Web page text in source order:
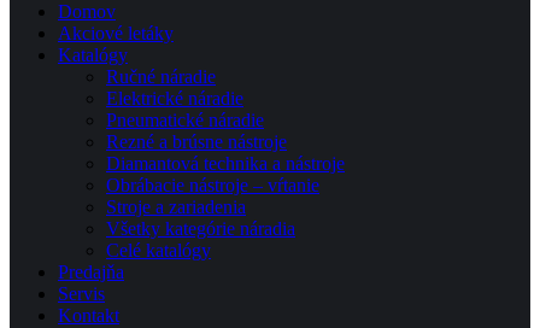
Domov
Akciové letáky
Katalógy
Ručné náradie
Elektrické náradie
Pneumatické náradie
Rezné a brúsne nástroje
Diamantová technika a nástroje
Obrábacie nástroje – vŕtanie
Stroje a zariadenia
Všetky kategórie náradia
Celé katalógy
Predajňa
Servis
Kontakt